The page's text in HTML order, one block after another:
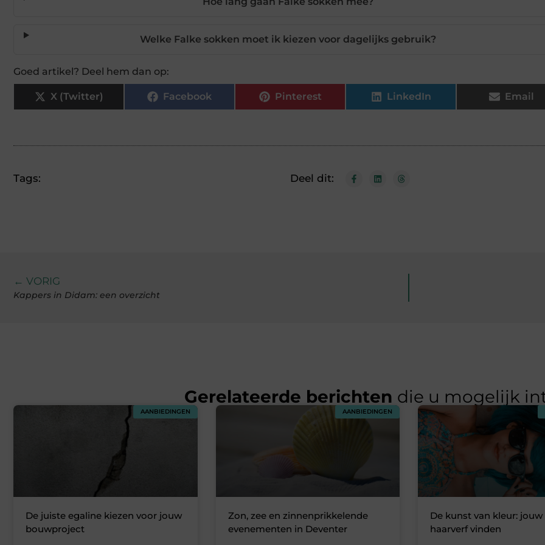
Welke Falke sokken moet ik kiezen voor dagelijks gebruik?
Goed artikel? Deel hem dan op:
X (Twitter) Facebook Pinterest LinkedIn Email
Tags: Deel dit:
← VORIG
Kappers in Didam: een overzicht
Gerelateerde berichten die u mogelijk
AANBIEDINGEN
De juiste egaline kiezen voor jouw
bouwproject
AANBIEDINGEN
Zon, zee en zinnenprikkelende
evenementen in Deventer
De kunst van kleur:
haarverf vinden